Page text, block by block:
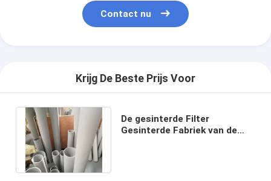
Contact nu
Krijg De Beste Prijs Voor
De gesinterde Filter
Gesinterde Fabriek van de